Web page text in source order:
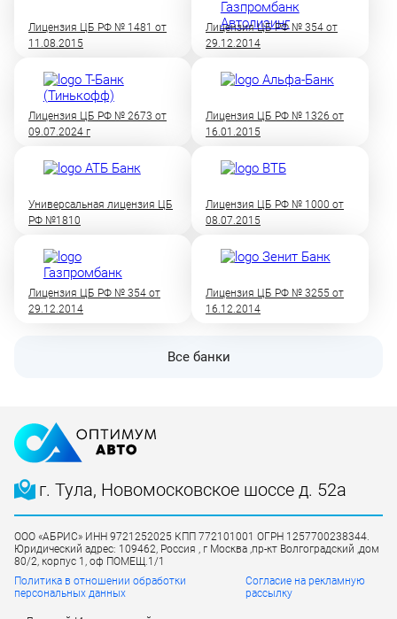
Лицензия ЦБ РФ № 1481 от
11.08.2015
Лицензия ЦБ РФ № 354 от
29.12.2014
Лицензия ЦБ РФ № 2673 от
09.07.2024 г
Лицензия ЦБ РФ № 1326 от
16.01.2015
Универсальная лицензия ЦБ
РФ №1810
Лицензия ЦБ РФ № 1000 от
08.07.2015
Лицензия ЦБ РФ № 354 от
29.12.2014
Лицензия ЦБ РФ № 3255 от
16.12.2014
Все банки
г. Тула, Новомосковское шоссе д. 52а
ООО «АБРИС» ИНН 9721252025 КПП 772101001 ОГРН 1257700238344.
Юридический адрес: 109462, Россия , г Москва ,пр-кт Волгоградский ,дом
80/2, корпус 1, оф ПОМЕЩ.1/1
Политика в отношении обработки
персональных данных
Согласие на рекламную
рассылку